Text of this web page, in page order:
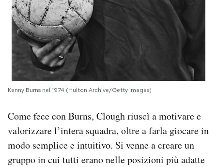
Kenny Burns nel 1974 (Hulton Archive/Getty Images)
Come fece con Burns, Clough riuscì a motivare e
valorizzare l’intera squadra, oltre a farla giocare in
modo semplice e intuitivo. Si venne a creare un
gruppo in cui tutti erano nelle posizioni più adatte